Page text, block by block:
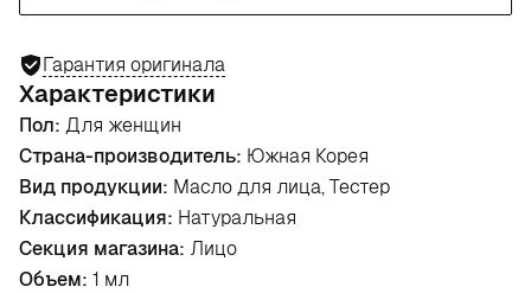
Гарантия оригинала
Характеристики
Пол: Для женщин
Страна-производитель: Южная Корея
Вид продукции: Масло для лица, Тестер
Классификация: Натуральная
Секция магазина: Лицо
Объем: 1 мл